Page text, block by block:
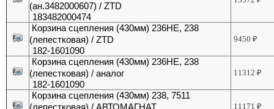
(ан.3482000607) / ZTD
183482000474
Корзина сцепления (430мм) 236НЕ, 238
(лепестковая) / ZTD
182-1601090
9450₽
Корзина сцепления (430мм) 236НЕ, 238
(лепестковая) / аналог
182-1601090
11312₽
Корзина сцепления (430мм) 238, 7511
11171₽